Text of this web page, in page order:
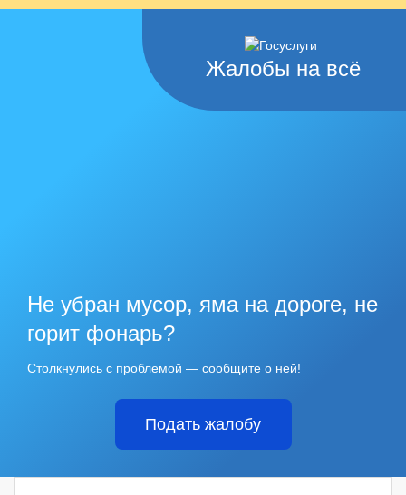
Жалобы на всё
Не убран мусор, яма на дороге, не
горит фонарь?
Столкнулись с проблемой — сообщите о ней!
Подать жалобу